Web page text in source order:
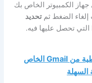
الكمبيوتر الخاص بك
الضغط ثمتحديد
كيفية عمل نسخة احتياطية من Gmail الخاص
السهلة